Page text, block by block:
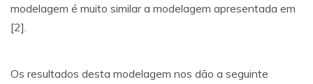
modelagem é muito similar a modelagem apresentada em
[2].
Os resultados desta modelagem nos dão a seguinte